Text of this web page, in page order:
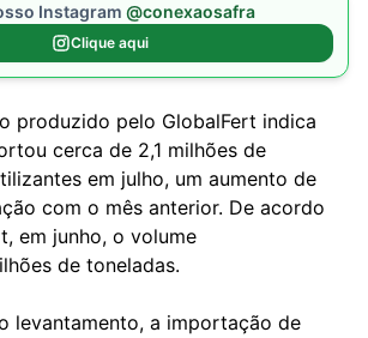
Instagram @conexaosafra
Clique aqui
produzido pelo GlobalFert indica
cerca de 2,1 milhões de
em julho, um aumento de
com o mês anterior. De acordo
em junho, o volume
de toneladas.
levantamento, a importação de